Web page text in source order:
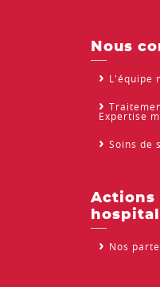
Nous
L'équipe
Expertise
Soins de
Actions
Nos